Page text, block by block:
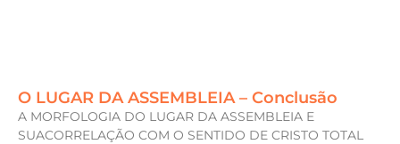
O LUGAR DA ASSEMBLEIA – Conclusão
A MORFOLOGIA DO LUGAR DA ASSEMBLEIA E
SUACORRELAÇÃO COM O SENTIDO DE CRISTO TOTAL